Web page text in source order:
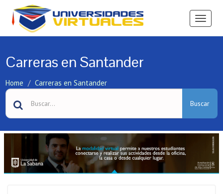
Ver
Carreras en Santander
Home Carreras en Santander
Buscar